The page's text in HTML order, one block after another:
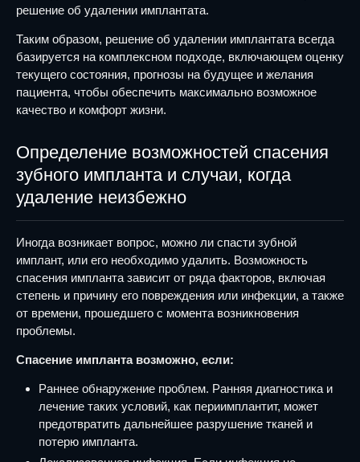
решение об удалении имплантата.
Таким образом, решение об удалении имплантата всегда
базируется на комплексном подходе, включающем оценку
текущего состояния, прогнозы на будущее и желания
пациента, чтобы обеспечить максимально возможное
качество и комфорт жизни.
Определение возможностей спасения
зубного импланта и случаи, когда
удаление неизбежно
Иногда возникает вопрос, можно ли спасти зубной
имплант, или его необходимо удалить. Возможность
спасения импланта зависит от ряда факторов, включая
степень и причину его повреждения или инфекции, а также
от времени, прошедшего с момента возникновения
проблемы.
Спасение импланта возможно, если:
Раннее обнаружение проблем. Ранняя диагностика и
лечение таких условий, как периимплантит, может
предотвратить дальнейшее разрушение тканей и
потерю импланта.